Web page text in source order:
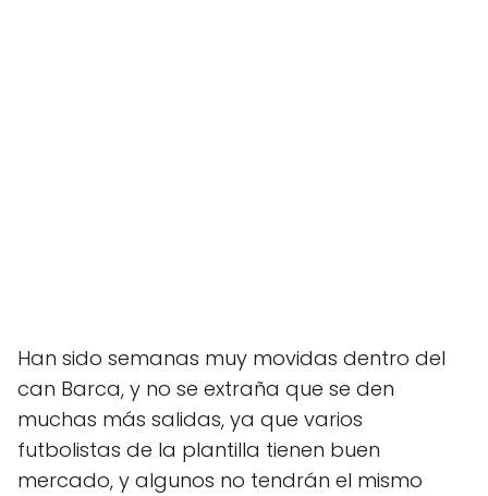
Han sido semanas muy movidas dentro del
can Barca, y no se extraña que se den
muchas más salidas, ya que varios
futbolistas de la plantilla tienen buen
mercado, y algunos no tendrán el mismo